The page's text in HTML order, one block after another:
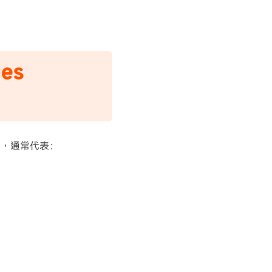
通常代表：